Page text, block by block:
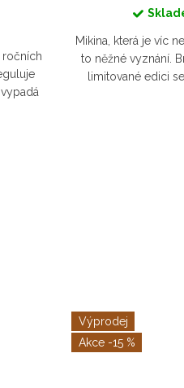
ročních
Mikina, která je víc
to něžné vyznání.
limitované edici
Výprodej
-15 %